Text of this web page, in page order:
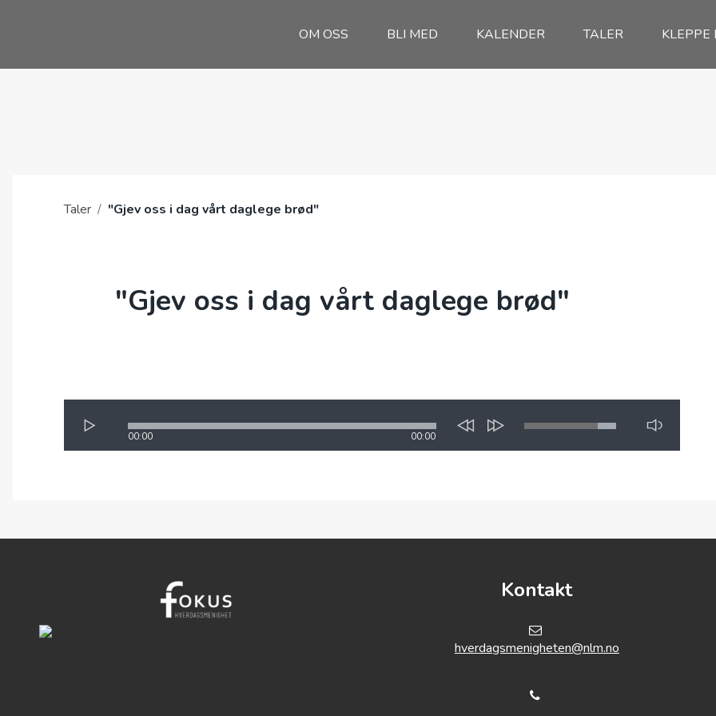
OM OSS BLI MED KALENDER TALER KLEPPE
Taler / "Gjev oss i dag vårt daglege brød"
"Gjev oss i dag vårt daglege brød"
00:00 00:00
Kontakt
hverdagsmenigheten@nlm.no